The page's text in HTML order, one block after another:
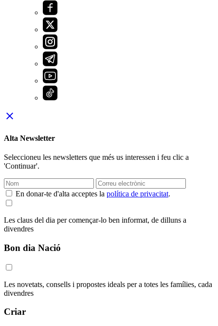
close
Alta Newsletter
Seleccioneu les newsletters que més us interessen i feu clic a
'Continuar'.
En donar-te d'alta acceptes la política de privacitat.
Les claus del dia per començar-lo ben informat, de dilluns a
divendres
Bon dia Nació
Les novetats, consells i propostes ideals per a totes les famílies, cada
divendres
Criar